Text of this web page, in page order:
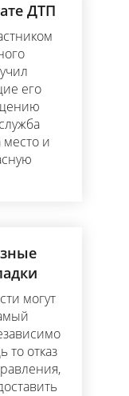
ДТП
его
и
могут
то отказ